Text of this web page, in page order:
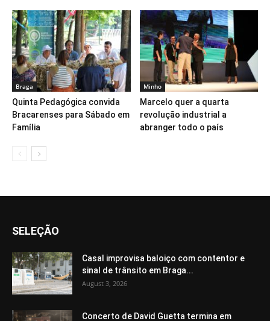
Braga
Quinta Pedagógica convida
Bracarenses para Sábado em
Família
Minho
Marcelo quer a quarta
revolução industrial a
abranger todo o país
SELEÇÃO
Casal improvisa baloiço com contentor e
sinal de trânsito em Braga...
August 3, 2026
Concerto de David Guetta termina em